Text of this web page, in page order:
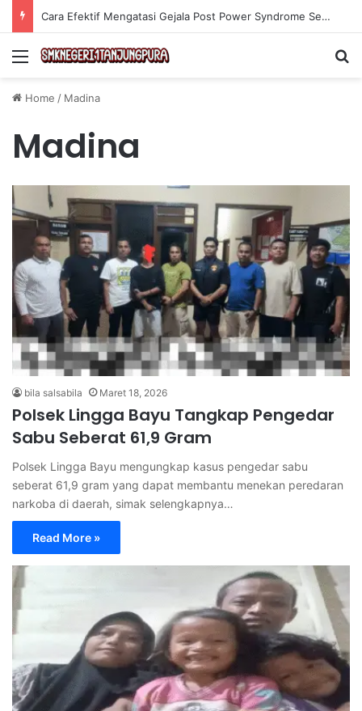
Cara Efektif Mengatasi Gejala Post Power Syndrome Setelah Pensiun Kerja
Menu
Home / Madina
Madina
bila salsabila Maret 18, 2026
Polsek Lingga Bayu Tangkap Pengedar
Sabu Seberat 61,9 Gram
Polsek Lingga Bayu mengungkap kasus pengedar sabu
seberat 61,9 gram yang dapat membantu menekan peredaran
narkoba di daerah, simak selengkapnya…
Read More »